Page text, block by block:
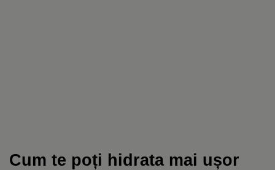
Cum te poți hidrata mai ușor